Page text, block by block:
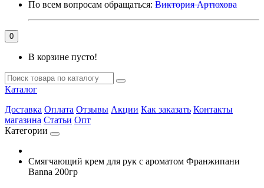
По всем вопросам обращаться: Виктория Артюхова
0
В корзине пусто!
Каталог
Доставка Оплата Отзывы Акции Как заказать Контакты
магазина Статьи Опт
Категории
Смягчающий крем для рук с ароматом Франжипани
Banna 200гр